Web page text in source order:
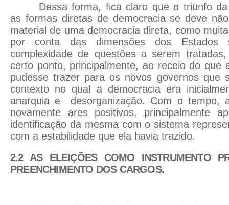
Dessa forma, fica claro que o triunfo
as formas diretas de democracia se deve
material de uma democracia direta, como
por conta das dimensões dos
complexidade de questões a serem
certo ponto, principalmente, ao receio do que
pudesse trazer para os novos governos que
contexto no qual a democracia era
anarquia e desorganização. Com o tempo,
novamente ares positivos, principalmente
identificação da mesma com o sistema
com a estabilidade que ela havia trazido.
2.2 AS ELEIÇÕES COMO INSTRUMENTO
PREENCHIMENTO DOS CARGOS.